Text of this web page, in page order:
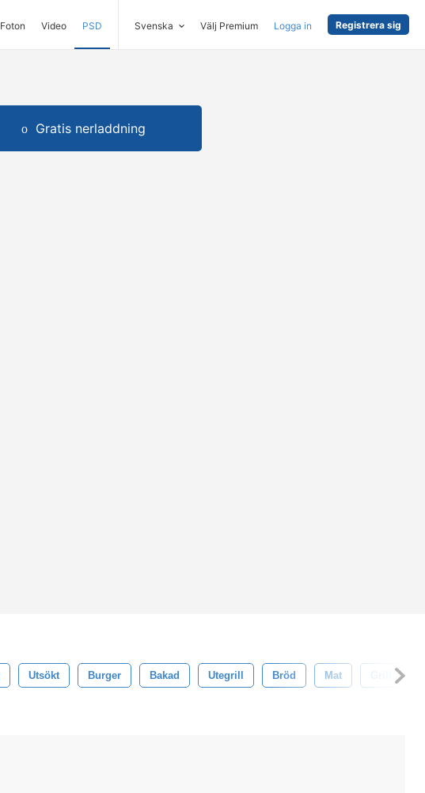
Foton Video PSD Svenska Välj Premium Logga in Registrera sig
Gratis nerladdning
Utsökt Burger Bakad Utegrill Bröd Mat